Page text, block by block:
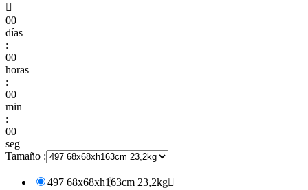

00
días
:
00
horas
:
00
min
:
00
seg
Tamaño :
497 68x68xh163cm 23,2kg